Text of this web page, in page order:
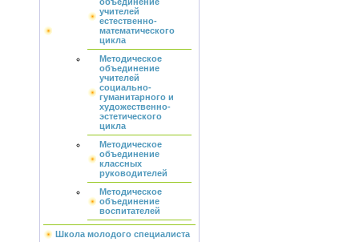
учителей
естественно-
математического
цикла
Методическое
объединение
учителей
социально-
гуманитарного и
художественно-
эстетического
цикла
Методическое
объединение
классных
руководителей
Методическое
объединение
воспитателей
Школа молодого специалиста